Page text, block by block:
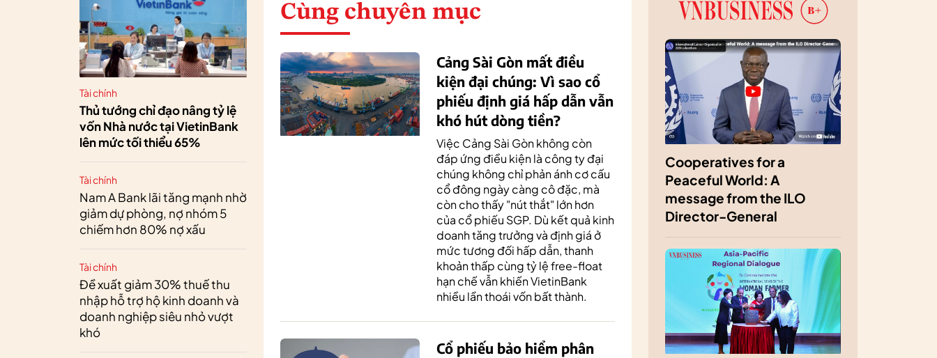
Tài chính
Thủ tướng chỉ đạo nâng tỷ lệ
vốn Nhà nước tại VietinBank
lên mức tối thiểu 65%
Tài chính
Nam A Bank lãi tăng mạnh nhờ
giảm dự phòng, nợ nhóm 5
chiếm hơn 80% nợ xấu
Tài chính
Đề xuất giảm 30% thuế thu
nhập hỗ trợ hộ kinh doanh và
doanh nghiệp siêu nhỏ vượt
khó
Cùng chuyên mục
Cảng Sài Gòn mất điều
kiện đại chúng: Vì sao cổ
phiếu định giá hấp dẫn vẫn
khó hút dòng tiền?
Việc Cảng Sài Gòn không còn
đáp ứng điều kiện là công ty đại
chúng không chỉ phản ánh cơ cấu
cổ đông ngày càng cô đặc, mà
còn cho thấy "nút thắt" lớn hơn
của cổ phiếu SGP. Dù kết quả kinh
doanh tăng trưởng và định giá ở
mức tương đối hấp dẫn, thanh
khoản thấp cùng tỷ lệ free-float
hạn chế vẫn khiến VietinBank
nhiều lần thoái vốn bất thành.
Cổ phiếu bảo hiểm phân
Cooperatives for a
Peaceful World: A
message from the ILO
Director-General